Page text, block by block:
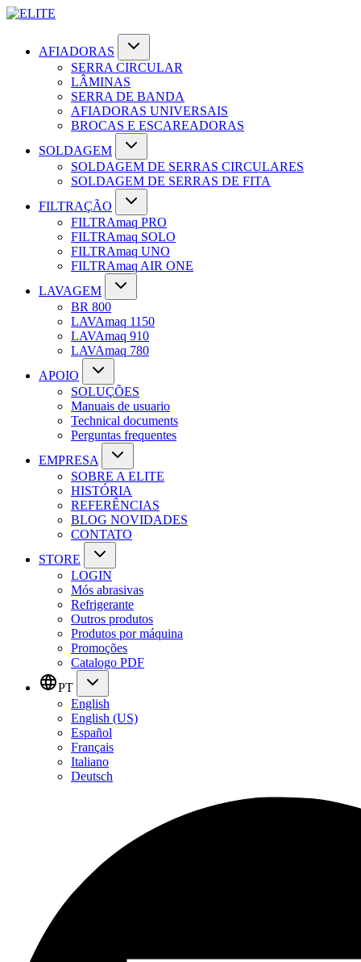
AFIADORAS
SERRA CIRCULAR
LÂMINAS
SERRA DE BANDA
AFIADORAS UNIVERSAIS
BROCAS E ESCAREADORAS
SOLDAGEM
SOLDAGEM DE SERRAS CIRCULARES
SOLDAGEM DE SERRAS DE FITA
FILTRAÇÃO
FILTRAmaq PRO
FILTRAmaq SOLO
FILTRAmaq UNO
FILTRAmaq AIR ONE
LAVAGEM
BR 800
LAVAmaq 1150
LAVAmaq 910
LAVAmaq 780
APOIO
SOLUÇÕES
Manuais de usuario
Technical documents
Perguntas frequentes
EMPRESA
SOBRE A ELITE
HISTÓRIA
REFERÊNCIAS
BLOG NOVIDADES
CONTATO
STORE
LOGIN
Mós abrasivas
Refrigerante
Outros produtos
Produtos por máquina
Promoções
Catalogo PDF
PT
English
English (US)
Español
Français
Italiano
Deutsch